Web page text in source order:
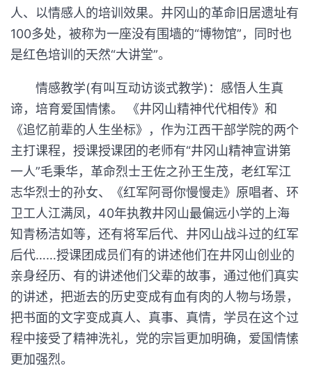
人、以情感人的培训效果。井冈山的革命旧居遗址有
100多处，被称为一座没有围墙的“博物馆”，同时也
是红色培训的天然“大讲堂”。
情感教学(有叫互动访谈式教学)：感悟人生真
谛，培育爱国情愫。 《井冈山精神代代相传》和
《追忆前辈的人生坐标》，作为江西干部学院的两个
主打课程，授课授课团的老师有“井冈山精神宣讲第
一人”毛秉华，革命烈士王佐之孙王生茂，老红军江
志华烈士的孙女、《红军阿哥你慢慢走》原唱者、环
卫工人江满凤，40年执教井冈山最偏远小学的上海
知青杨洁如等，还有将军后代、井冈山战斗过的红军
后代……授课团成员们有的讲述他们在井冈山创业的
亲身经历、有的讲述他们父辈的故事，通过他们真实
的讲述，把逝去的历史变成有血有肉的人物与场景，
把书面的文字变成真人、真事、真情，学员在这个过
程中接受了精神洗礼，党的宗旨更加明确，爱国情愫
更加强烈。